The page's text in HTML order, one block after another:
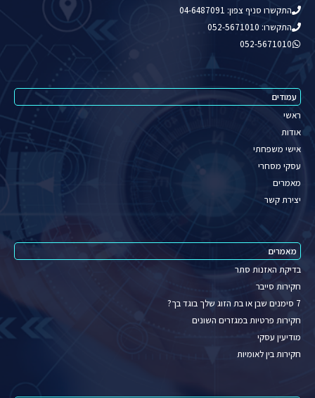
התקשרו סניף צפון: 04-6487091
התקשרו: 052-5671010
052-5671010
עמודים
ראשי
אודות
אישי משפחתי
עסקי מסחרי
מאמרים
יצירת קשר
מאמרים
בדיקת האזנות סתר
חקירות סייבר
7 סימנים שבן או בת הזוג שלך בוגד בך?
חקירות פרטיות במגזרים השונים
מודיעין עסקי
חקירות בין לאומיות